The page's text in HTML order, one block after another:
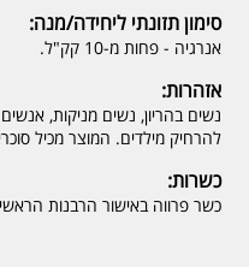
סימון תזונתי ליחידה/מנה:
אנרגיה - פחות מ-10 קק"ל.
אזהרות:
נשים בהריון, נשים מניקות,
להרחיק מילדים. המוצר מכיל
כשרות:
כשר פרווה באישור הרבנות